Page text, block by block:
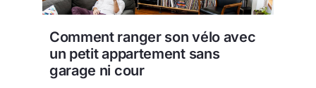
Comment ranger son vélo avec
un petit appartement sans
garage ni cour